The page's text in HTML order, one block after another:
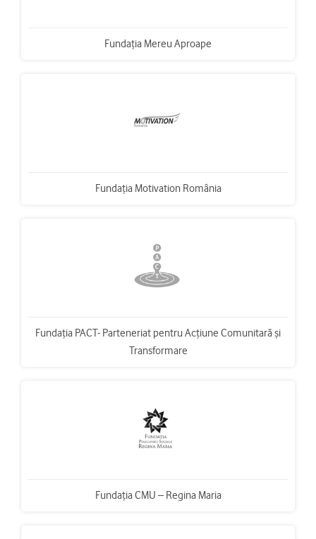
Fundaţia Mereu Aproape
Fundaţia Motivation România
Fundaţia PACT- Parteneriat pentru Acţiune Comunitară şi
Transformare
Fundaţia CMU – Regina Maria